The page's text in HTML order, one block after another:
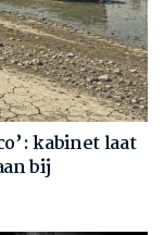
kabinet laat
bij